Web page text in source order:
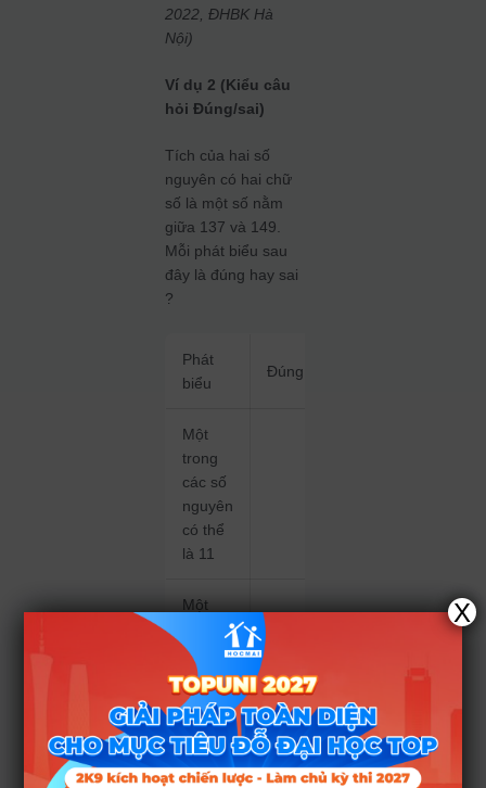
2022, ĐHBK Hà
Nội)
Ví dụ 2 (Kiểu câu
hỏi Đúng/sai)
Tích của hai số
nguyên có hai chữ
số là một số nằm
giữa 137 và 149.
Mỗi phát biểu sau
đây là đúng hay sai
?
Phát
biểu
Đúng
Một
trong
các số
nguyên
có thể
là 11
Một
các số
nguyên
có thể
là 12
Một
X